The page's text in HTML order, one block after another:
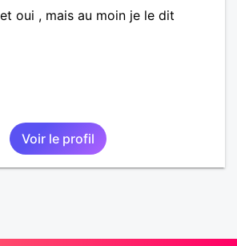
oui , mais au moin je le dit
Voir le profil